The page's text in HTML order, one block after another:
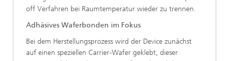
off Verfahren bei Raumtemperatur wieder zu trennen.
Adhäsives Waferbonden im Fokus
Bei dem Herstellungsprozess wird der Device zunächst
auf einen speziellen Carrier-Wafer geklebt, dieser